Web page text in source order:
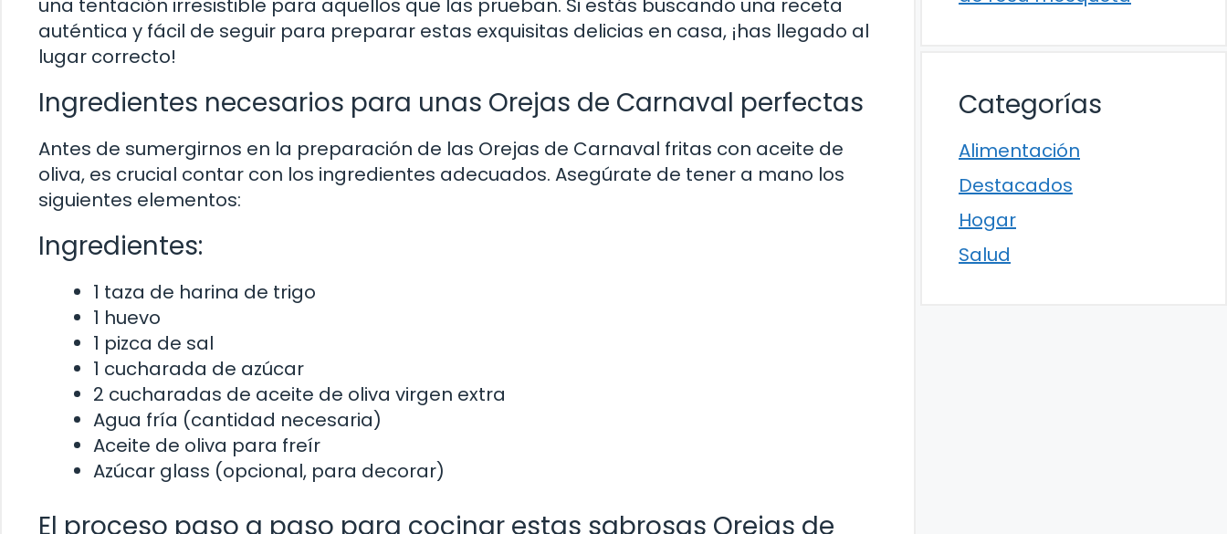
una tentación irresistible para aquellos que las prueban. Si estás buscando una receta
auténtica y fácil de seguir para preparar estas exquisitas delicias en casa, ¡has llegado al
lugar correcto!
Ingredientes necesarios para unas Orejas de Carnaval perfectas
Antes de sumergirnos en la preparación de las Orejas de Carnaval fritas con aceite de
oliva, es crucial contar con los ingredientes adecuados. Asegúrate de tener a mano los
siguientes elementos:
Ingredientes:
1 taza de harina de trigo
1 huevo
1 pizca de sal
1 cucharada de azúcar
2 cucharadas de aceite de oliva virgen extra
Agua fría (cantidad necesaria)
Aceite de oliva para freír
Azúcar glass (opcional, para decorar)
El proceso paso a paso para cocinar estas sabrosas Orejas de
Categorías
Alimentación
Destacados
Hogar
Salud